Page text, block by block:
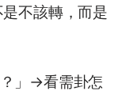
不該轉，而是
？」→看需卦怎